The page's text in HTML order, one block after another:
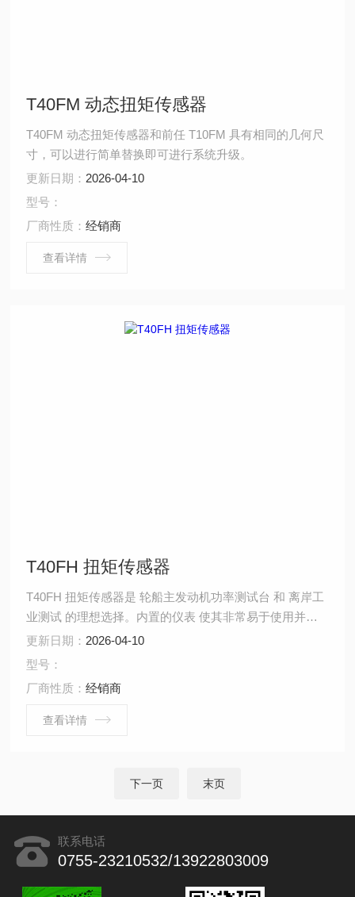
T40FM 动态扭矩传感器
T40FM 动态扭矩传感器和前任 T10FM 具有相同的几何尺
寸，可以进行简单替换即可进行系统升级。
更新日期： 2026-04-10
型号：
厂商性质：经销商
查看详情
T40FH 扭矩传感器
T40FH 扭矩传感器是 轮船主发动机功率测试台 和 离岸工
业测试 的理想选择。内置的仪表 使其非常易于使用并获
得 可靠的测量结果。非旋转型 T40FH 扭矩传感器适合用
于特定的标定应用。
更新日期： 2026-04-10
型号：
厂商性质：经销商
查看详情
下一页 末页
联系电话
0755-23210532/13922803009